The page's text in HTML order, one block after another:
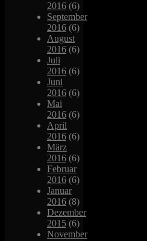
2016 (6)
September
2016 (6)
August
2016 (6)
Juli
2016 (6)
Juni
2016 (6)
Mai
2016 (6)
April
2016 (6)
März
2016 (6)
Februar
2016 (6)
Januar
2016 (8)
Dezember
2015 (6)
November